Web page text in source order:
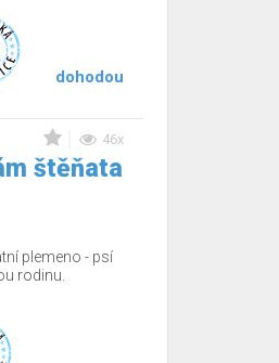
dohodou
46x
štěňata
plemeno - psí
rodinu.